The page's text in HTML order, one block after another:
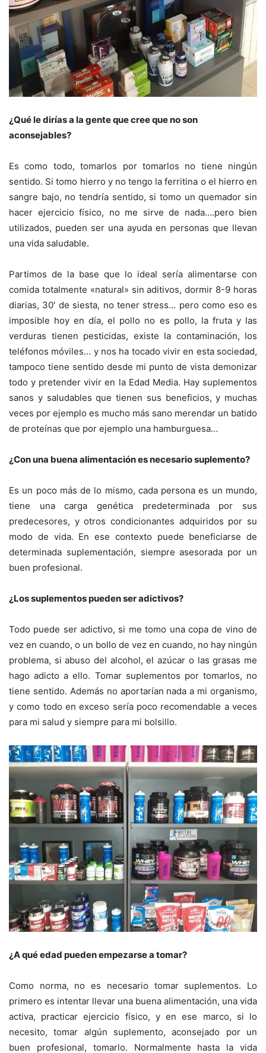
¿Qué le dirías a la gente que cree que no son
aconsejables?
Es como todo, tomarlos por tomarlos no tiene ningún
sentido. Si tomo hierro y no tengo la ferritina o el hierro en
sangre bajo, no tendría sentido, si tomo un quemador sin
hacer ejercicio físico, no me sirve de nada….pero bien
utilizados, pueden ser una ayuda en personas que llevan
una vida saludable.
Partimos de la base que lo ideal sería alimentarse con
comida totalmente «natural» sin aditivos, dormir 8-9 horas
diarias, 30′ de siesta, no tener stress… pero como eso es
imposible hoy en día, el pollo no es pollo, la fruta y las
verduras tienen pesticidas, existe la contaminación, los
teléfonos móviles… y nos ha tocado vivir en esta sociedad,
tampoco tiene sentido desde mi punto de vista demonizar
todo y pretender vivir en la Edad Media. Hay suplementos
sanos y saludables que tienen sus beneficios, y muchas
veces por ejemplo es mucho más sano merendar un batido
de proteínas que por ejemplo una hamburguesa…
¿Con una buena alimentación es necesario suplemento?
Es un poco más de lo mismo, cada persona es un mundo,
tiene una carga genética predeterminada por sus
predecesores, y otros condicionantes adquiridos por su
modo de vida. En ese contexto puede beneficiarse de
determinada suplementación, siempre asesorada por un
buen profesional.
¿Los suplementos pueden ser adictivos?
Todo puede ser adictivo, si me tomo una copa de vino de
vez en cuando, o un bollo de vez en cuando, no hay ningún
problema, si abuso del alcohol, el azúcar o las grasas me
hago adicto a ello. Tomar suplementos por tomarlos, no
tiene sentido. Además no aportarían nada a mi organismo,
y como todo en exceso sería poco recomendable a veces
para mi salud y siempre para mi bolsillo.
¿A qué edad pueden empezarse a tomar?
Como norma, no es necesario tomar suplementos. Lo
primero es intentar llevar una buena alimentación, una vida
activa, practicar ejercicio físico, y en ese marco, si lo
necesito, tomar algún suplemento, aconsejado por un
buen profesional, tomarlo. Normalmente hasta la vida